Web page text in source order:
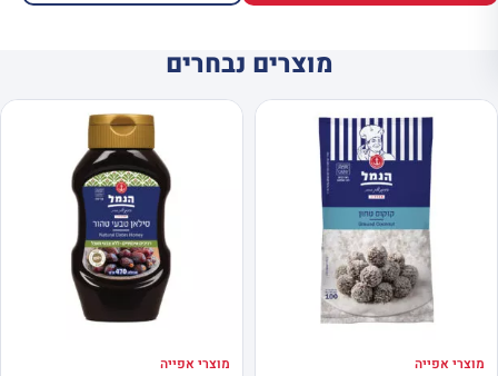
מוצרים נבחרים
מוצרי אפייה מוצרי אפייה